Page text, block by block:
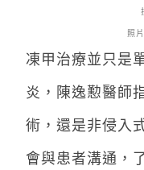
照
凍甲治療並只是
炎，陳逸懃醫師
術，還是非侵入
會與患者溝通，